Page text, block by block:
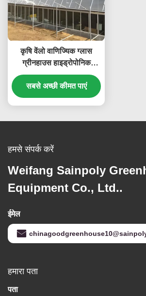
कृषि वेंलो वाणिज्यिक ग्लास
ग्रीनहाउस हाइड्रोपोनिक
प्रणाली के साथ चौड़ाई 9.6
मीटर
सबसे अच्छी कीमत पाएं
हमसे संपर्क करें
Weifang Sainpoly
Equipment Co., Ltd..
ईमेल
हमारा पता
पता